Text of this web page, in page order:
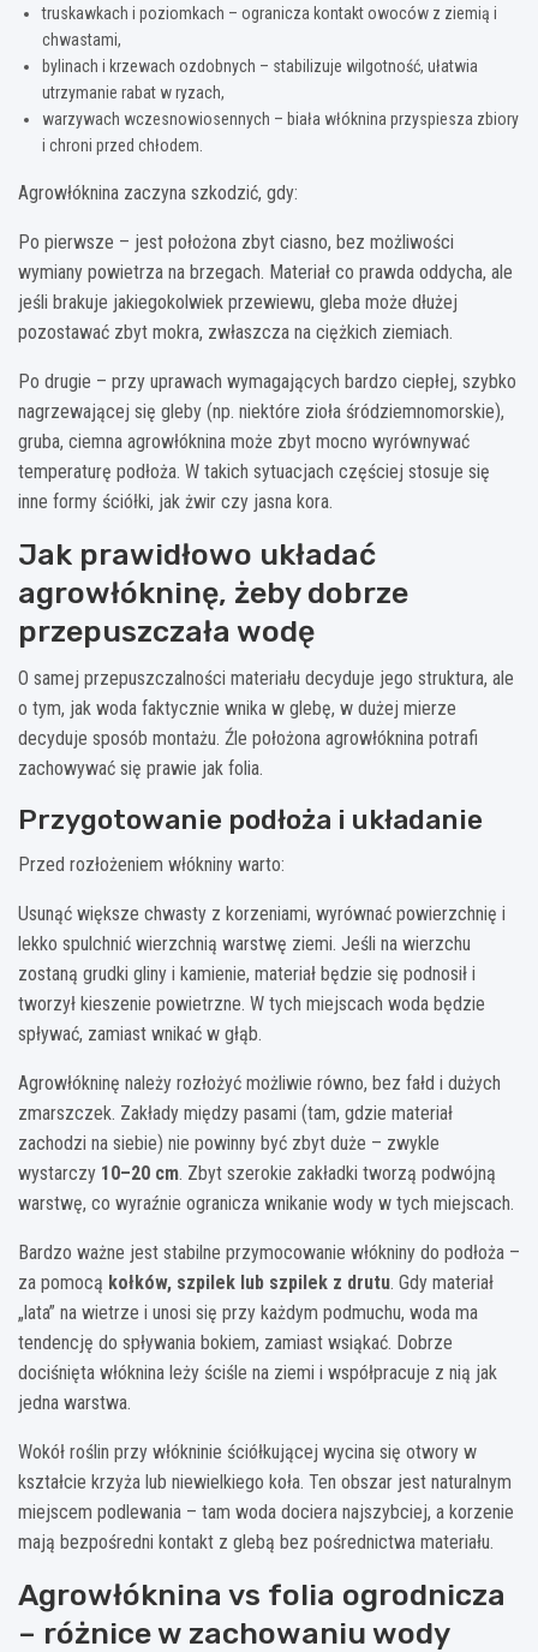
truskawkach i poziomkach – ogranicza kontakt owoców z ziemią i
chwastami,
bylinach i krzewach ozdobnych – stabilizuje wilgotność, ułatwia
utrzymanie rabat w ryzach,
warzywach wczesnowiosennych – biała włóknina przyspiesza zbiory
i chroni przed chłodem.
Agrowłóknina zaczyna szkodzić, gdy:
Po pierwsze – jest położona zbyt ciasno, bez możliwości
wymiany powietrza na brzegach. Materiał co prawda oddycha, ale
jeśli brakuje jakiegokolwiek przewiewu, gleba może dłużej
pozostawać zbyt mokra, zwłaszcza na ciężkich ziemiach.
Po drugie – przy uprawach wymagających bardzo ciepłej, szybko
nagrzewającej się gleby (np. niektóre zioła śródziemnomorskie),
gruba, ciemna agrowłóknina może zbyt mocno wyrównywać
temperaturę podłoża. W takich sytuacjach częściej stosuje się
inne formy ściółki, jak żwir czy jasna kora.
Jak prawidłowo układać
agrowłókninę, żeby dobrze
przepuszczała wodę
O samej przepuszczalności materiału decyduje jego struktura, ale
o tym, jak woda faktycznie wnika w glebę, w dużej mierze
decyduje sposób montażu. Źle położona agrowłóknina potrafi
zachowywać się prawie jak folia.
Przygotowanie podłoża i układanie
Przed rozłożeniem włókniny warto:
Usunąć większe chwasty z korzeniami, wyrównać powierzchnię i
lekko spulchnić wierzchnią warstwę ziemi. Jeśli na wierzchu
zostaną grudki gliny i kamienie, materiał będzie się podnosił i
tworzył kieszenie powietrzne. W tych miejscach woda będzie
spływać, zamiast wnikać w głąb.
Agrowłókninę należy rozłożyć możliwie równo, bez fałd i dużych
zmarszczek. Zakłady między pasami (tam, gdzie materiał
zachodzi na siebie) nie powinny być zbyt duże – zwykle
wystarczy 10–20 cm. Zbyt szerokie zakładki tworzą podwójną
warstwę, co wyraźnie ogranicza wnikanie wody w tych miejscach.
Bardzo ważne jest stabilne przymocowanie włókniny do podłoża –
za pomocą kołków, szpilek lub szpilek z drutu. Gdy materiał
„lata” na wietrze i unosi się przy każdym podmuchu, woda ma
tendencję do spływania bokiem, zamiast wsiąkać. Dobrze
dociśnięta włóknina leży ściśle na ziemi i współpracuje z nią jak
jedna warstwa.
Wokół roślin przy włókninie ściółkującej wycina się otwory w
kształcie krzyża lub niewielkiego koła. Ten obszar jest naturalnym
miejscem podlewania – tam woda dociera najszybciej, a korzenie
mają bezpośredni kontakt z glebą bez pośrednictwa materiału.
Agrowłóknina vs folia ogrodnicza
– różnice w zachowaniu wody